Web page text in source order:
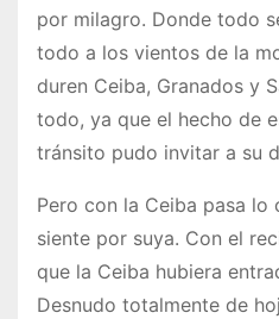
por milagro. Donde todo
todo a los vientos de la
duren Ceiba, Granados y
todo, ya que el hecho de
tránsito pudo invitar a su
Pero con la Ceiba pasa lo
siente por suya. Con el
que la Ceiba hubiera
Desnudo totalmente de